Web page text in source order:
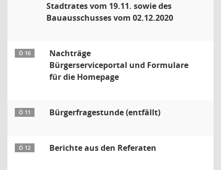
Stadtrates vom 19.11. sowie des
Bauausschusses vom 02.12.2020
Ö 10
Nachträge
Bürgerserviceportal und Formulare
für die Homepage
Ö 11 Bürgerfragestunde (entfällt)
Ö 12 Berichte aus den Referaten